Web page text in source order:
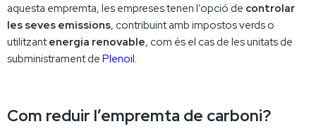
aquesta empremta, les empreses tenen l’opció de controlar
les seves emissions, contribuint amb impostos verds o
utilitzantenergia renovable, com és el cas de les unitats de
subministrament de Plenoil.
Com reduir l’empremta de carboni?